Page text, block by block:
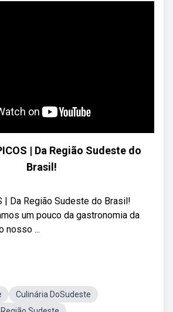
| Da Região Sudeste do
Brasil!
| Da Região Sudeste do Brasil!
um pouco da gastronomia da
nosso ...
Culinária DoSudeste